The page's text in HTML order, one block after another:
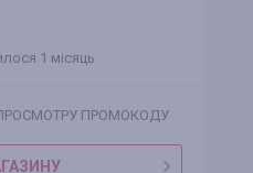
1 місяць
ПРОМОКОДУ